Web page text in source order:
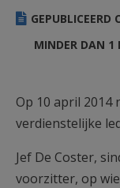
MIJN
MINDER DAN 1
Op 10 april 2014
verdienstelijke
Jef De Coster,
voorzitter, op